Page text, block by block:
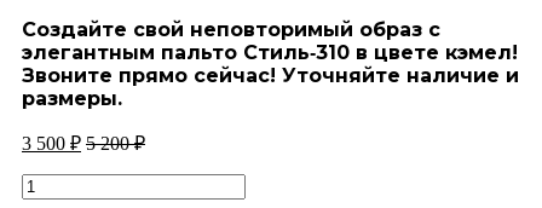
Создайте свой неповторимый образ с
элегантным пальто Стиль‑310 в цвете кэмел!
Звоните прямо сейчас! Уточняйте наличие и
размеры.
3 500 ₽ 5 200₽
Количество